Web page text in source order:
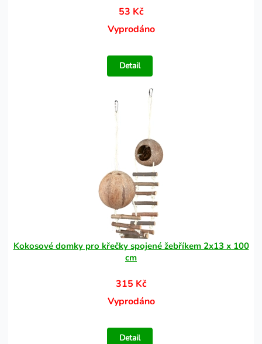
53 Kč
Vyprodáno
Detail
Kokosové domky pro křečky spojené žebříkem 2x13 x 100
cm
315 Kč
Vyprodáno
Detail